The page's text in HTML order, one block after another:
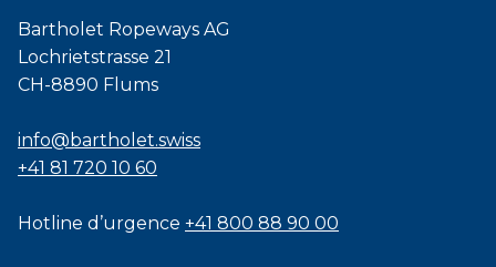
Bartholet Ropeways AG
Lochrietstrasse 21
CH-8890 Flums
info@bartholet.swiss
+41 81 720 10 60
Hotline d’urgence +41 800 88 90 00